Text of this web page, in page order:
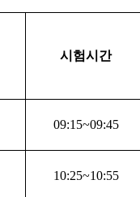
시험시간
09:15~09:45
10:25~10:55